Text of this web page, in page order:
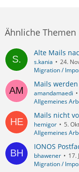
Ähnliche Themen
Alte Mails
s.kania
24.
Migration /
Mails
amandamaedi
Allgemeines
Mails nicht
hemigor
5.
Allgemeines
IONOS
bhawener
17.
Migration /